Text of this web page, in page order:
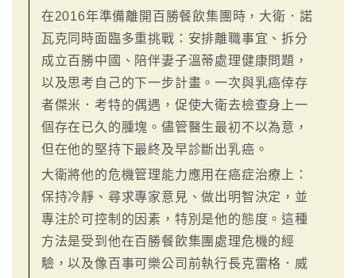
在2016年準備離開百勝餐飲集團時，大衛．諾
瓦克同時面臨多重挑戰：安排離職事宜、拆分
成立百勝中國、陪伴妻子溫蒂處理健康問題，
以及思考自己的下一步計畫。一次與乳癌倖存
者傑米．考特的偶遇，促使大衛去檢查身上一
個存在已久的腫塊。儘管醫生最初不以為意，
但在他的堅持下最終及早診斷出乳癌。
大衛將他的危機管理能力應用在癌症治療上：
保持冷靜、尋求專家意見、做出明智決定，並
專注於可控制的因素，特別是他的態度。這種
方法是受到他在百勝餐飲集團處理危機的經
驗，以及像百事可樂公司前執行長克雷格．威